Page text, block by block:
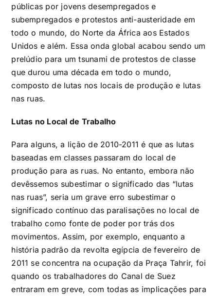
públicas por jovens desempregados e
subempregados e protestos anti-austeridade em
todo o mundo, do Norte da África aos Estados
Unidos e além. Essa onda global acabou sendo um
prelúdio para um tsunami de protestos de classe
que durou uma década em todo o mundo,
composto de lutas nos locais de produção e lutas
nas ruas.
Lutas no Local de Trabalho
Para alguns, a lição de 2010-2011 é que as lutas
baseadas em classes passaram do local de
produção para as ruas. No entanto, embora não
devêssemos subestimar o significado das “lutas
nas ruas”, seria um grave erro subestimar o
significado contínuo das paralisações no local de
trabalho como fonte de poder por trás dos
movimentos. Assim, por exemplo, enquanto a
história padrão da revolta egípcia de fevereiro de
2011 se concentra na ocupação da Praça Tahrir, foi
quando os trabalhadores do Canal de Suez
entraram em greve, com todas as implicações para